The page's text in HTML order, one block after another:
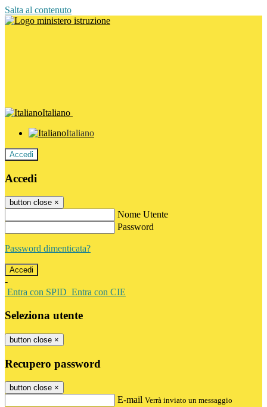
Salta al contenuto
Italiano
Italiano
Accedi
Accedi
button close ×
Nome Utente
Password
Password dimenticata?
-
Entra con SPID Entra con CIE
Seleziona utente
button close ×
Recupero password
button close ×
E-mail Verrà inviato un messaggio